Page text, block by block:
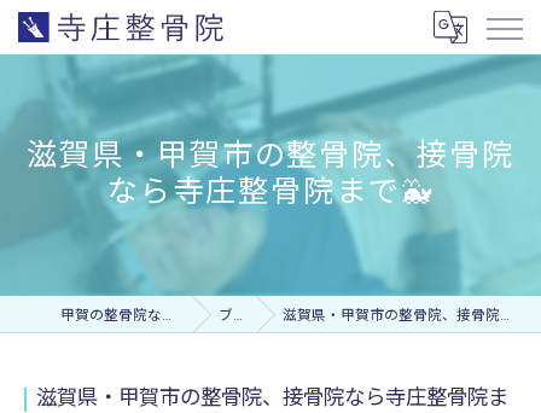
滋賀県・甲賀市の整骨院、接骨院
なら寺庄整骨院まで🐳
甲賀の整骨院なら寺庄整骨院 ブログ 滋賀県・甲賀市の整骨院、接骨院なら寺庄整骨院まで🐳
滋賀県・甲賀市の整骨院、接骨院なら寺庄整骨院ま